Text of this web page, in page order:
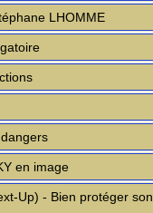
LHOMME
en image
Up) - Bien protéger son